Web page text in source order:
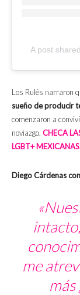
A post
Los Rulés narraron
sueño de producir
comenzaron a
noviazgo. CHECA
LGBT+
Diego Cárdenas
me
más